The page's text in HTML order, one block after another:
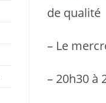
de qualité
– Le
– 20h30 à